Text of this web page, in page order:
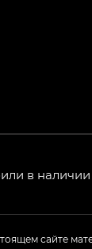
в наличии
сайте